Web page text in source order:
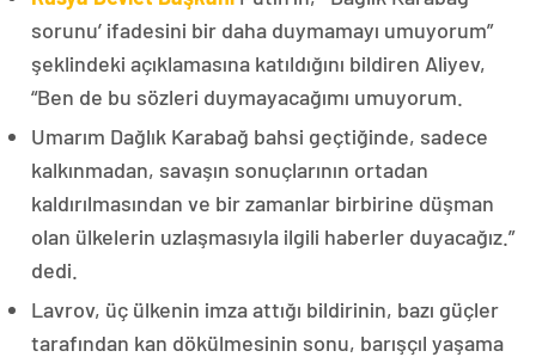
sorunu’ ifadesini bir daha duymamayı umuyorum”
şeklindeki açıklamasına katıldığını bildiren Aliyev,
“Ben de bu sözleri duymayacağımı umuyorum.
Umarım Dağlık Karabağ bahsi geçtiğinde, sadece
kalkınmadan, savaşın sonuçlarının ortadan
kaldırılmasından ve bir zamanlar birbirine düşman
olan ülkelerin uzlaşmasıyla ilgili haberler duyacağız.”
dedi.
Lavrov, üç ülkenin imza attığı bildirinin, bazı güçler
tarafından kan dökülmesinin sonu, barışçıl yaşama